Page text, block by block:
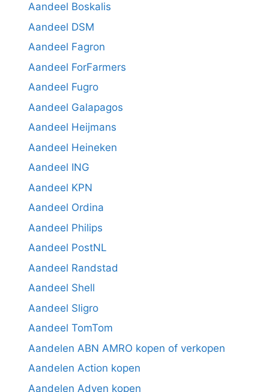
Aandeel Boskalis
Aandeel DSM
Aandeel Fagron
Aandeel ForFarmers
Aandeel Fugro
Aandeel Galapagos
Aandeel Heijmans
Aandeel Heineken
Aandeel ING
Aandeel KPN
Aandeel Ordina
Aandeel Philips
Aandeel PostNL
Aandeel Randstad
Aandeel Shell
Aandeel Sligro
Aandeel TomTom
Aandelen ABN AMRO kopen of verkopen
Aandelen Action kopen
Aandelen Adyen kopen